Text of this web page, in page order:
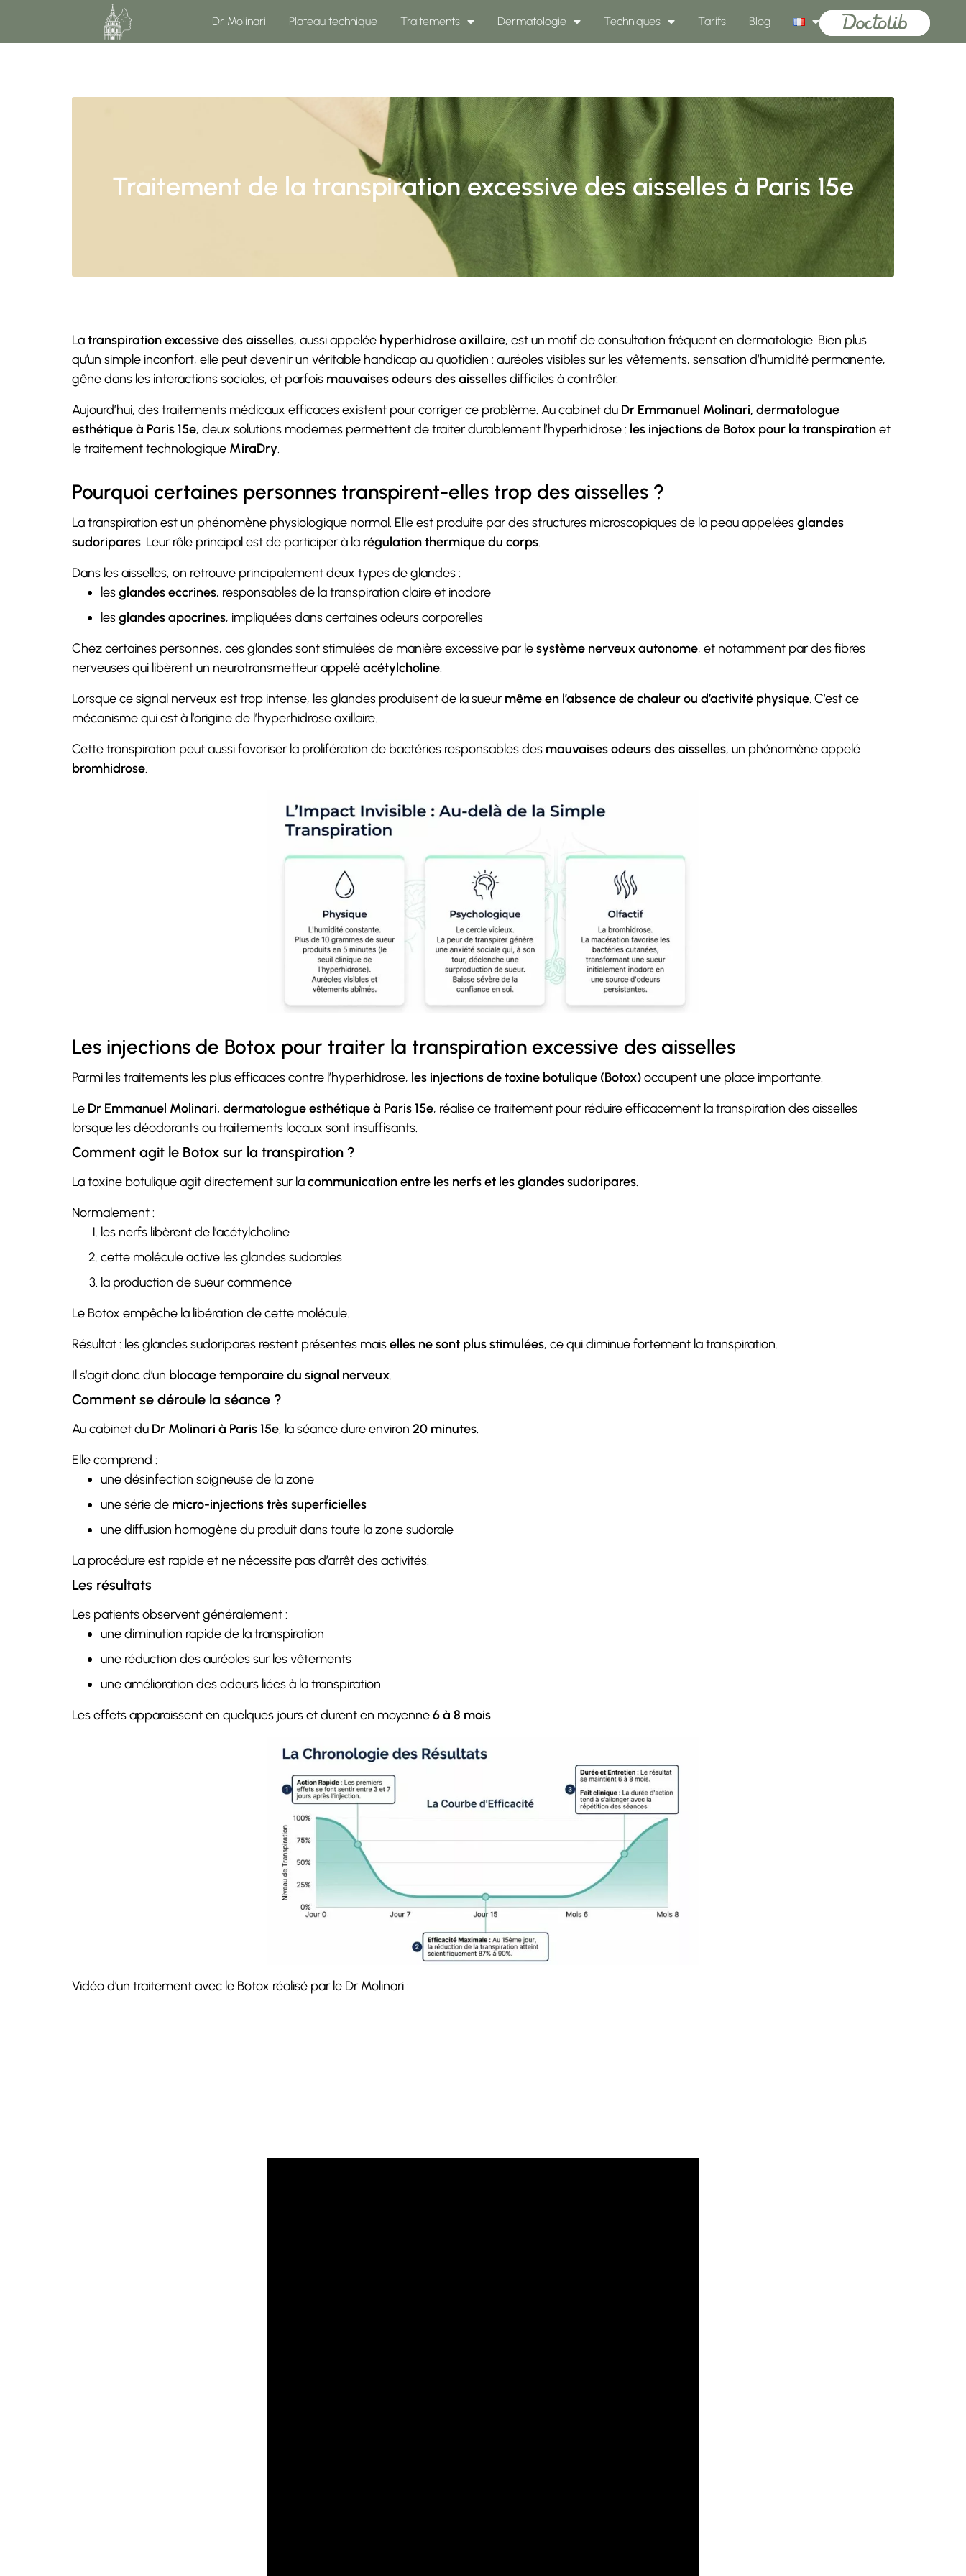
Dr Molinari Plateau technique Traitements Dermatologie Techniques Tarifs Blog
Traitement de la transpiration excessive des aisselles à Paris 15e
Latranspiration excessive des aisselles, aussi appelée hyperhidrose axillaire, est un motif de consultation fréquent en dermatologie. Bien plus
qu’un simple inconfort, elle peut devenir un véritable handicap au quotidien : auréoles visibles sur les vêtements, sensation d’humidité permanente,
gêne dans les interactions sociales, et parfois mauvaises odeurs des aissellesdifficiles à contrôler.
Aujourd’hui, des traitements médicaux efficaces existent pour corriger ce problème. Au cabinet du Dr Emmanuel Molinari, dermatologue
esthétique à Paris 15e, deux solutions modernes permettent de traiter durablement l’hyperhidrose : les injections de Botox pour la transpirationet
le traitement technologique MiraDry.
Pourquoi certaines personnes transpirent-elles trop des aisselles ?
La transpiration est un phénomène physiologique normal. Elle est produite par des structures microscopiques de la peau appeléesglandes
sudoripares. Leur rôle principal est de participer à la régulation thermique du corps.
Dans les aisselles, on retrouve principalement deux types de glandes :
lesglandes eccrines, responsables de la transpiration claire et inodore
lesglandes apocrines, impliquées dans certaines odeurs corporelles
Chez certaines personnes, ces glandes sont stimulées de manière excessive par lesystème nerveux autonome, et notamment par des fibres
nerveuses qui libèrent un neurotransmetteur appeléacétylcholine.
Lorsque ce signal nerveux est trop intense, les glandes produisent de la sueur même en l’absence de chaleur ou d’activité physique. C’est ce
mécanisme qui est à l’origine de l’hyperhidrose axillaire.
Cette transpiration peut aussi favoriser la prolifération de bactéries responsables des mauvaises odeurs des aisselles, un phénomène appelé
bromhidrose.
Les injections de Botox pour traiter la transpiration excessive des aisselles
Parmi les traitements les plus efficaces contre l’hyperhidrose, les injections de toxine botulique (Botox)occupent une place importante.
Le Dr Emmanuel Molinari, dermatologue esthétique à Paris 15e, réalise ce traitement pour réduire efficacement la transpiration des aisselles
lorsque les déodorants ou traitements locaux sont insuffisants.
Comment agit le Botox sur la transpiration ?
La toxine botulique agit directement sur lacommunication entre les nerfs et les glandes sudoripares.
Normalement :
les nerfs libèrent de l’acétylcholine
cette molécule active les glandes sudorales
la production de sueur commence
Le Botox empêche la libération de cette molécule.
Résultat : les glandes sudoripares restent présentes maiselles ne sont plus stimulées, ce qui diminue fortement la transpiration.
Il s’agit donc d’un blocage temporaire du signal nerveux.
Comment se déroule la séance ?
Au cabinet du Dr Molinari à Paris 15e, la séance dure environ 20 minutes.
Elle comprend :
une désinfection soigneuse de la zone
une série de micro-injections très superficielles
une diffusion homogène du produit dans toute la zone sudorale
La procédure est rapide et ne nécessite pas d’arrêt des activités.
Les résultats
Les patients observent généralement :
une diminution rapide de la transpiration
une réduction des auréoles sur les vêtements
une amélioration des odeurs liées à la transpiration
Les effets apparaissent en quelques jours et durent en moyenne6 à 8 mois.
Vidéo d’un traitement avec le Botox réalisé par le Dr Molinari :